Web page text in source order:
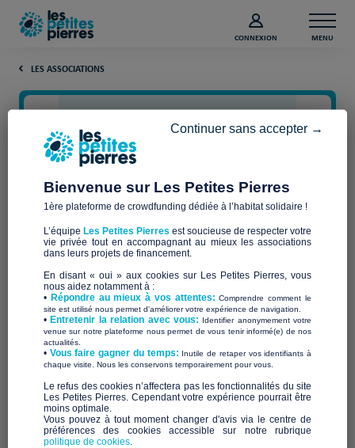
CONNEXION MENU
LES ASSOCIATIONS
ABRI DE LA PROVIDENCE
Qui sommes-nous ?
Description à venir
Notre mission et nos
engagements
À venir
Bienvenue sur Les Petites Pierres
1ère plateforme de crowdfunding dédiée à l’habitat solidaire !
L’équipe Les Petites Pierres est soucieuse de respecter votre
vie privée tout en accompagnant au mieux les associations
dans leurs projets de financement.
En disant « oui » aux cookies sur Les Petites Pierres, vous
nous aidez notamment à :
• Répondre au mieux à vos attentes:Comprendre comment le
site est utilisé nous permet d'améliorer votre expérience de navigation.
•Entretenir la relation avec vous: Identifier anonymement votre
venue sur notre plateforme nous permet de vous tenir informé(e) de nos
actualités.
​• Vous faire gagner du temps: Inutile de retaper vos identifiants à
chaque visite. Nous les conservons temporairement pour vous.
​Le refus des cookies n’affectera pas les fonctionnalités du site
Les Petites Pierres. Cependant votre expérience pourrait être
moins optimale.​
Vous pouvez à tout moment changer d'avis via le centre de
préférences des cookies accessible sur notre rubrique
politique de cookies
Continuer sans accepter →